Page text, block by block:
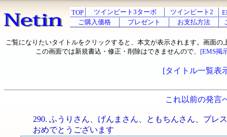
TOP ツインビート3ターボ ツインビート2
ご購入価格
プレゼント お支払方法
ご覧になりたいタイトルをクリックすると、本文が表示されます。画面の
この画面では新規書込・修正・削除はできませんので、 [EMS掲
[タイトル一覧表
これ以前の発言
290. ふうりさん、げんまさん、ともちんさん、プレ
おめでとうございます